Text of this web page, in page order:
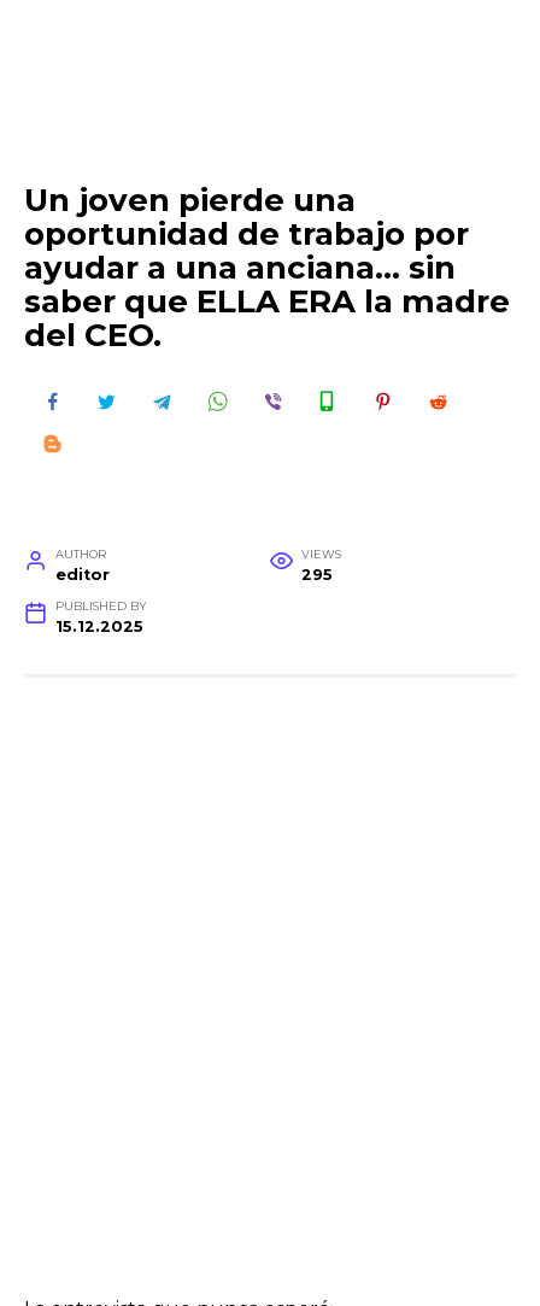
Un joven pierde una
oportunidad de trabajo por
ayudar a una anciana… sin
saber que ELLA ERA la madre
del CEO.
AUTHOR
editor
VIEWS
295
PUBLISHED BY
15.12.2025